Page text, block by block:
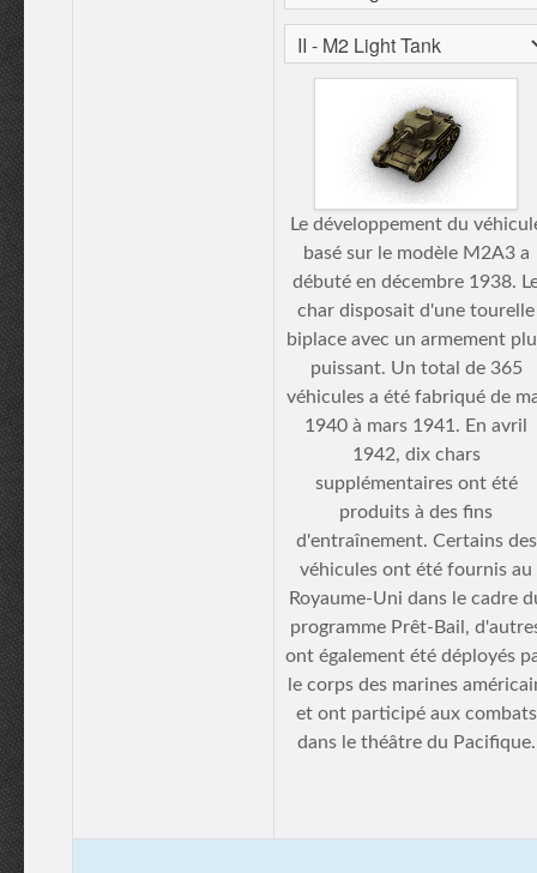
Le développement du
basé sur le modèle M2A3 a
débuté en décembre 1938.
char disposait d'une tourelle
biplace avec un armement
puissant. Un total de 365
véhicules a été fabriqué de
1940 à mars 1941. En avril
1942, dix chars
supplémentaires ont été
produits à des fins
d'entraînement. Certains des
véhicules ont été fournis au
Royaume-Uni dans le cadre
programme Prêt-Bail,
ont également été déployés
le corps des marines
et ont participé aux combats
dans le théâtre du Pacifique.